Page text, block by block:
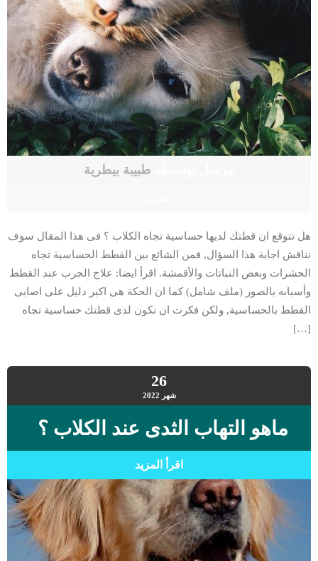
طبيبة بيطرية
هل تتوقع ان قطتك لديها حساسية تجاه الكلاب ؟ فى هذا المقال سوف
نناقش اجابة هذا السؤال, فمن الشائع بين القطط الحساسية تجاه
الحشرات وبعض النباتات والأقمشة. اقرأ ايضا: علاج الجرب عند القطط
وأسبابه بالصور (ملف شامل) كما ان الحكة هى اكبر دليل على اصابى
القطط بالحساسية, ولكن فكرت ان تكون لدى قطتك حساسية تجاه
[…]
26
شهر 2022
ماهو التهاب الثدى عند الكلاب ؟
اقرأ المزيد